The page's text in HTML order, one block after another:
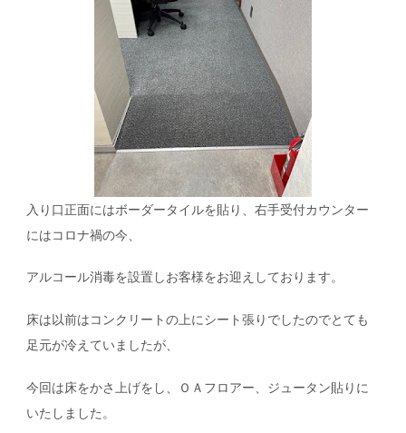
入り口正面にはボーダータイルを貼り、右手受付カウンター
にはコロナ禍の今、
アルコール消毒を設置しお客様をお迎えしております。
床は以前はコンクリートの上にシート張りでしたのでとても
足元が冷えていましたが、
今回は床をかさ上げをし、ＯＡフロアー、ジュータン貼りに
いたしました。